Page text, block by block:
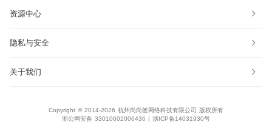
资源中心
隐私与安全
关于我们
Copyright © 2014-2026 杭州尚尚签网络科技有限公司 版权所有
浙公网安备 33010602006436 | 浙ICP备14031930号